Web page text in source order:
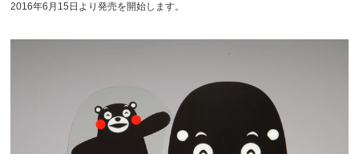
2016年6月15日より発売を開始します。